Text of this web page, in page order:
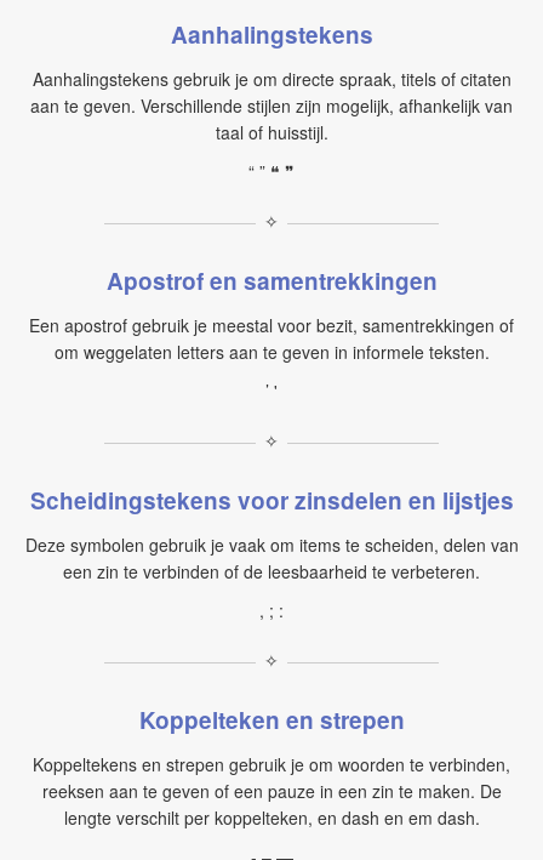
Aanhalingstekens
Aanhalingstekens gebruik je om directe spraak, titels of citaten
aan te geven. Verschillende stijlen zijn mogelijk, afhankelijk van
taal of huisstijl.
“ ” ❝ ❞
✧
Apostrof en samentrekkingen
Een apostrof gebruik je meestal voor bezit, samentrekkingen of
om weggelaten letters aan te geven in informele teksten.
’ '
✧
Scheidingstekens voor zinsdelen en lijstjes
Deze symbolen gebruik je vaak om items te scheiden, delen van
een zin te verbinden of de leesbaarheid te verbeteren.
, ; :
✧
Koppelteken en strepen
Koppeltekens en strepen gebruik je om woorden te verbinden,
reeksen aan te geven of een pauze in een zin te maken. De
lengte verschilt per koppelteken, en dash en em dash.